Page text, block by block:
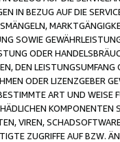
IN BEZUG AUF DIE
SOWIE
ODER
DEN
ODER LIZENZGEBER
ART UND
VIREN,
ZUGRIFFE AUF BZW.